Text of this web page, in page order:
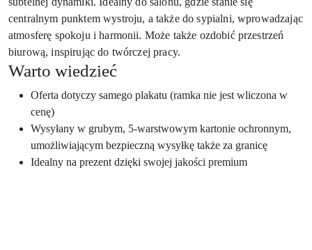
centralnym punktem wystroju, a także do sypialni, wprowadzając
atmosferę spokoju i harmonii. Może także ozdobić przestrzeń
biurową, inspirując do twórczej pracy.
Warto wiedzieć
Oferta dotyczy samego plakatu (ramka nie jest wliczona w
cenę)
Wysyłany w grubym, 5-warstwowym kartonie ochronnym,
umożliwiającym bezpieczną wysyłkę także za granicę
Idealny na prezent dzięki swojej jakości premium